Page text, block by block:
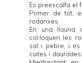
Es preescalfa el
Primer de tot,
rodanxes.
En una llauna
col·loquen les
sal i pebre, i
cuites i